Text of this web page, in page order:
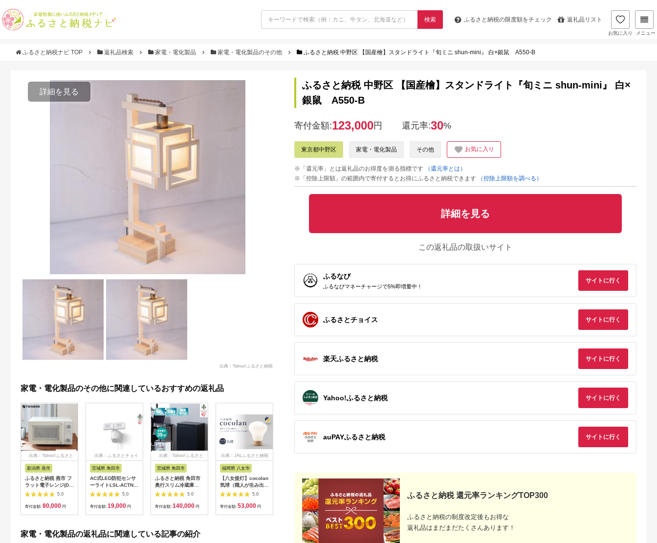
検索 ふるさと納税の限度額をチェック 返礼品リスト
お気に入り メニュー
ふるさと納税ナビ TOP 返礼品検索 家電・電化製品 家電・電化製品のその他 ふるさと納税 中野区 【国産檜】スタンドライト『旬ミニ shun-mini』 白×銀鼠 A550-B
詳細を見る
出典：Yahoo!ふるさと納税
家電・電化製品のその他に関連しているおすすめの返礼品
出典：Yahoo!ふるさと
新潟県 燕市
ふるさと納税 燕市 フ
ラット電子レンジ(DR-
LD20W)
5.0
寄付金額: 80,000 円
出典：ふるさとチョイ
宮城県 角田市
AC式LED防犯センサ
ーライトLSL-ACTN-
1200
5.0
寄付金額: 19,000 円
出典：Yahoo!ふるさと
宮城県 角田市
ふるさと納税 角田市
奥行スリム冷蔵庫
66L IRSN-7A-B ブ
5.0
寄付金額: 140,000 円
出典：JALふるさと納税
福岡県 八女市
【八女提灯】cocolan
気球（職人が生み出し
たインテリア提灯）
cocolan 八女提灯 伝
統工芸品 提灯 灯り 温
5.0
寄付金額: 53,000 円
【ふるさと納税】
2025年度新製品 ＜カ
ラーをお選びください
＞タイガー魔法瓶 電
気ケトル 軽量＆コン
パクト スピード沸
騰 注ぎ口カバー
PCT-A150 オフホワ
イトWO オフブラッ
クKO 1.5L 大阪府門
5.0
寄付金額:26,000
【ふるさと納税】ポー
タブル冷蔵庫 ポータ
ブル冷蔵冷凍庫 30L
IPD-3A-B2 ブラック
キャンプ アウトドア
バーベキュー BBQ キ
ャンプ 少年野球 お出
かけ アイリスオーヤ
5.0
寄付金額: 91,000円
製リサイクルインクカ
ートリッジ LC3117-
5.0
ンケーブル C to C 1m
エアリーホワイト
5.0
ンケーブル C to C 1m
スモーキーブラック
家電・電化製品の返礼品に関連している記事の紹介
ふるさと納税 中野区 【国産檜】スタンドライト『旬ミニ shun-mini』 白×
銀鼠 A550-B
寄付金額:123,000円 還元率:30%
東京都中野区 家電・電化製品 その他 お気に入り
※「還元率」とは返礼品のお得度を測る指標です
（還元率とは）
※「控除上限額」の範囲内で寄付するとお得にふるさと納税できます
（控除上限額を調べる）
詳細を見る
この返礼品の取扱いサイト
ふるなび
ふるなびマネーチャージで5%即増量中！
サイトに行く
ふるさとチョイス サイトに行く
楽天ふるさと納税 サイトに行く
Yahoo!ふるさと納税 サイトに行く
auPAYふるさと納税 サイトに行く
ふるさと納税 還元率ランキングTOP300
ふるさと納税の制度改定後もお得な
返礼品はまだまだたくさんあります！